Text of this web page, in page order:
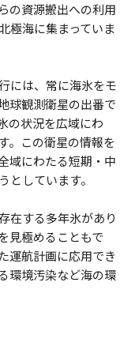
の資源搬出への利用
極海に集まっていま
には、常に海氷をモ
球観測衛星の出番で
の状況を広域にわ
。この衛星の情報を
域にわたる短期・中
としています。
在する多年氷があり
見極めることもで
運航計画に応用でき
環境汚染など海の環